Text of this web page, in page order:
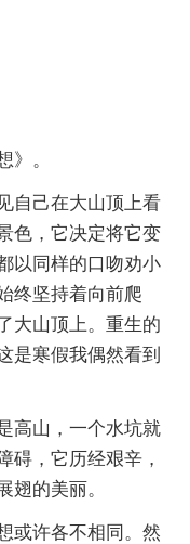
》。
自己在大山顶上看
色，它决定将它变
以同样的口吻劝小
终坚持着向前爬
大山顶上。重生的
是寒假我偶然看到
高山，一个水坑就
碍，它历经艰辛，
翅的美丽。
或许各不相同。然